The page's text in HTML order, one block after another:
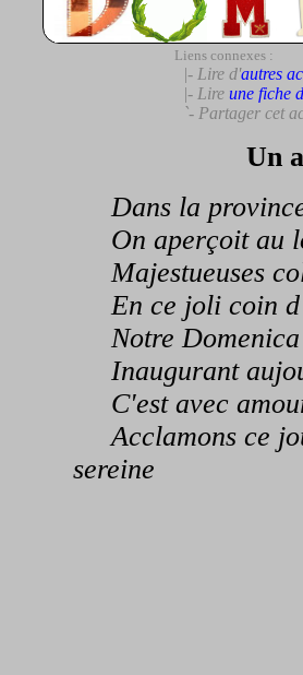
Liens connexes :
|- Lire d'autres
|- Lire une fiche
`- Partager cet
Un
Dans la province
On aperçoit au
Majestueuses
En ce joli coin
Notre Domenica
Inaugurant
C'est avec amour
Acclamons ce
sereine